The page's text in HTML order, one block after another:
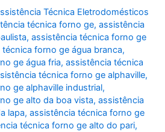
Técnica Eletrodomésticos
técnica forno ge,assistência
,assistência técnica forno ge
forno ge água branca,
ge água fria,assistência técnica
técnica forno ge alphaville,
ge alphaville industrial,
ge alto da boa vista,assistência
lapa,assistência técnica forno ge
técnica forno ge alto do pari,